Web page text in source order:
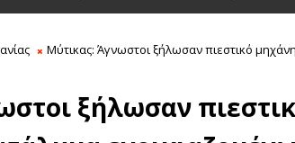
Μύτικας: Άγνωστοι ξήλωσαν πιεστικό
ξήλωσαν